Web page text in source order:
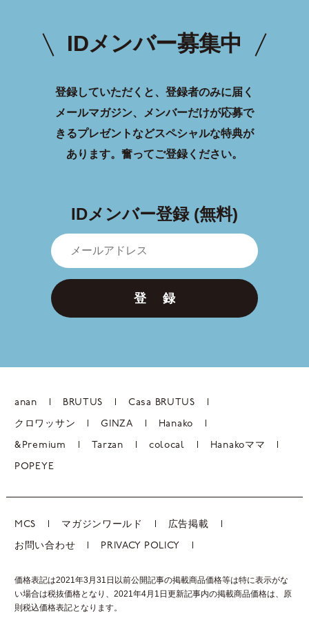
IDメンバー募集中
登録していただくと、登録者のみに届く
メールマガジン、メンバーだけが応募で
きるプレゼントなどスペシャルな特典が
あります。 奮ってご登録ください。
IDメンバー登録 (無料)
登 録
anan BRUTUS Casa BRUTUS
クロワッサン GINZA Hanako
&Premium Tarzan colocal Hanakoママ
POPEYE
MCS マガジンワールド 広告掲載
お問い合わせ PRIVACY POLICY
価格表記は2021年3月31日以前公開記事の掲載商品価格等は特に表示がな
い場合は税抜価格となり、2021年4月1日更新記事内の掲載商品価格は、 原
則税込価格表記となります。